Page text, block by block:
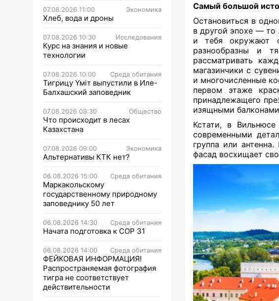
07.08.2026 11:00 Экономика
Хлеб, вода и дроны
07.08.2026 10:30 Исследования
Курс на знания и новые
технологии
07.08.2026 10:00 Среда обитания
Тигрицу Үміт выпустили в Иле-
Балхашский заповедник
07.08.2026 09:30 Общество
Что происходит в лесах
Казахстана
07.08.2026 09:00 Экономика
Альтернативы КТК нет?
06.08.2026 15:00 Среда обитания
Маркакольскому
государственному природному
заповеднику 50 лет
06.08.2026 14:30 Среда обитания
Начата подготовка к СОР 31
06.08.2026 14:00 Среда обитания
ФЕЙКОВАЯ ИНФОРМАЦИЯ!
Распространяемая фотография
тигра не соответствует
действительности
Самый большой
Остановиться в
в другой эпохе — то
и тебя окружают
разнообразны и
рассматривать
магазинчики с
и многочисленные
первом этаже
принадлежащего
изящными
Кстати, в
современными
группа или
фасад восхищает